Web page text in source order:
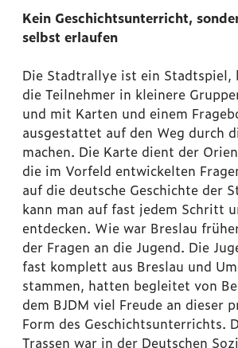
Kein Geschichtsunterricht,
selbst erlaufen
Die Stadtrallye ist ein Stadtspiel,
die Teilnehmer in kleinere
und mit Karten und einem
ausgestattet auf den Weg durch
machen. Die Karte dient der
die im Vorfeld entwickelten
auf die deutsche Geschichte der
kann man auf fast jedem Schritt
entdecken. Wie war Breslau
der Fragen an die Jugend. Die
fast komplett aus Breslau und
stammen, hatten begleitet von
dem BJDM viel Freude an dieser
Form des Geschichtsunterrichts.
Trassen war in der Deutschen